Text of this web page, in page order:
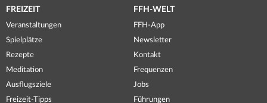
FREIZEIT
Veranstaltungen
Spielplätze
Rezepte
Meditation
Ausflugsziele
Freizeit-Tipps
FFH-WELT
FFH-App
Newsletter
Kontakt
Frequenzen
Jobs
Führungen